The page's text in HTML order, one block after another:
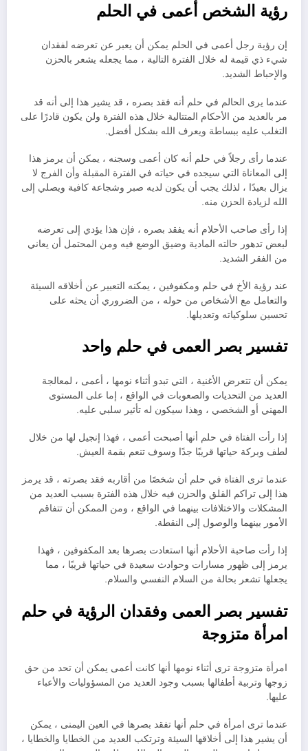
رؤية الشخص أعمى في الحلم
إن رؤية رجل أعمى في الحلم يمكن أن يعبر عن تعرضه لفقدان
شيء ذي قيمة له خلال الفترة التالية ، مما يجعله يشعر بالحزن
والإحباط الشديد.
عندما يرى الحالم في حلم أنه فقد بصره ، قد يشير هذا إلى أنه قد
مر بالعديد من الأحكام المتتالية خلال هذه الفترة ولن يكون قادرًا على
التغلب عليه ببساطة ويعرف الله بشكل أفضل.
عندما رأى رجلاً في حلم أنه كان أعمى وسجنه ، يمكن أن يرمز هذا
إلى المعاناة التي سيجده في حياته في الفترة المقبلة وأن الفرج لا
يزال بعيدًا ، لذلك يجب أن يكون لديه صبر وشجاعة كافية ويصلي إلى
الله لزيادة الحزن منه.
إذا رأى صاحب الأحلام أنه يفقد بصره ، فإن هذا يؤدي إلى تعرضه
لبعض تدهور حالته المادية وضيق الوضع فيه ومن المحتمل أن يعاني
من الفقر الشديد.
عند رؤية الأخ في حلم ومكفوفين ، يمكنه التعبير عن أخلاقه السيئة
والتعامل مع الأشخاص من حوله ، من الضروري أن يحثه على
تحسين سلوكياته وتعديلها.
تفسير بصر العمى في حلم واحد
يمكن أن تتعرض الأغنية ، التي تبدو أثناء نومها ، أعمى ، لمعالجة
العديد من التحديات والصعوبات في الواقع ، إما على المستوى
المهني أو الشخصي ، وهذا سيكون له تأثير سلبي عليه.
إذا رأت الفتاة في حلم أنها أصبحت أعمى ، فهذا إنجيل لها من خلال
لطف وبركة حياتها قريبًا جدًا وسوف تنعم بقمة العيش.
عندما ترى الفتاة في حلم أن شخصًا من أقاربه فقد بصرته ، قد يرمز
هذا إلى تراكم القلق والحزن فيه خلال هذه الفترة بسبب العديد من
المشكلات والاختلافات بينهما في الواقع ، ومن الممكن أن تتفاقم
الأمور بينهما والوصول إلى النقطة.
إذا رأت صاحبة الأحلام أنها استعادت بصرها بعد المكفوفين ، فهذا
يرمز إلى ظهور مسارات وحوادث سعيدة في حياتها قريبًا ، مما
يجعلها تشعر بحالة من السلام النفسي والسلام.
تفسير بصر العمى وفقدان الرؤية في حلم
امرأة متزوجة
امرأة متزوجة ترى أثناء نومها أنها كانت أعمى يمكن أن تحد من حق
زوجها وتربية أطفالها بسبب وجود العديد من المسؤوليات والأعباء
عليها.
عندما ترى امرأة في حلم أنها تفقد بصرها في العين اليمنى ، يمكن
أن يشير هذا إلى أخلاقها السيئة وترتكب العديد من الخطايا والخطايا ،